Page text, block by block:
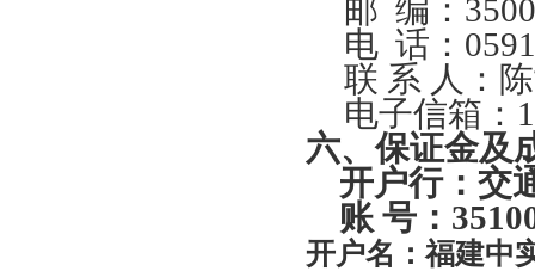
邮 编：
电 话：
联 系 人：
电子信箱：
六、保证金及
开户行：交
账 号：
开户名：福建中